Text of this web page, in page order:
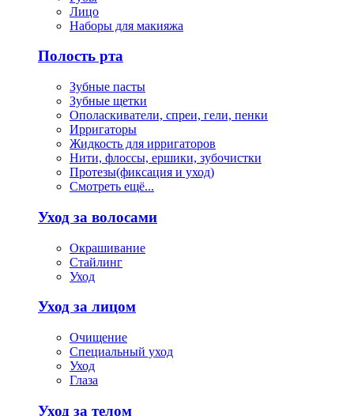
Лицо
Наборы для макияжа
Полость рта
Зубные пасты
Зубные щетки
Ополаскиватели, спреи, гели, пенки
Ирригаторы
Жидкость для ирригаторов
Нити, флоссы, ершики, зубочистки
Протезы(фиксация и уход)
Смотреть ещё...
Уход за волосами
Окрашивание
Стайлинг
Уход
Уход за лицом
Очищение
Специальный уход
Уход
Глаза
Уход за телом